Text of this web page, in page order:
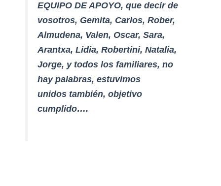
EQUIPO DE APOYO, que decir de
vosotros, Gemita, Carlos, Rober,
Almudena, Valen, Oscar, Sara,
Arantxa, Lidia, Robertini, Natalia,
Jorge, y todos los familiares, no
hay palabras, estuvimos
unidos también, objetivo
cumplido….